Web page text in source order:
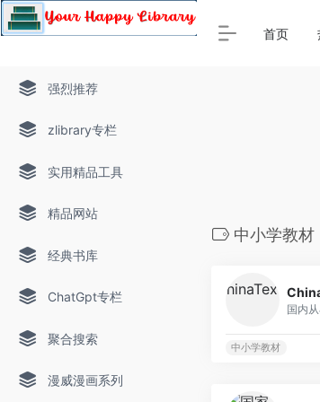
Warning: Array to string conversion in/www/
强烈推荐
zlibrary专栏
实用精品工具
精品网站
经典书库
ChatGpt专栏
聚合搜索
漫威漫画系列
首页
中小学教材
中小学教材